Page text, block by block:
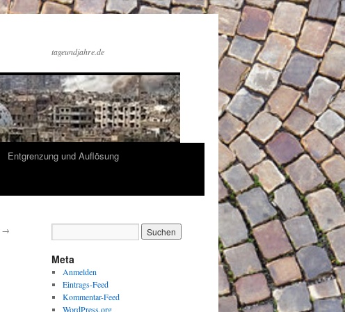
tageundjahre.de
Entgrenzung und Auflösung
→
Meta
Anmelden
Eintrags-Feed
Kommentar-Feed
WordPress.org